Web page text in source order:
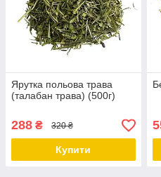
Ярутка польова трава
(талабан трава) (500г)
288 ₴ 320 ₴
Купити